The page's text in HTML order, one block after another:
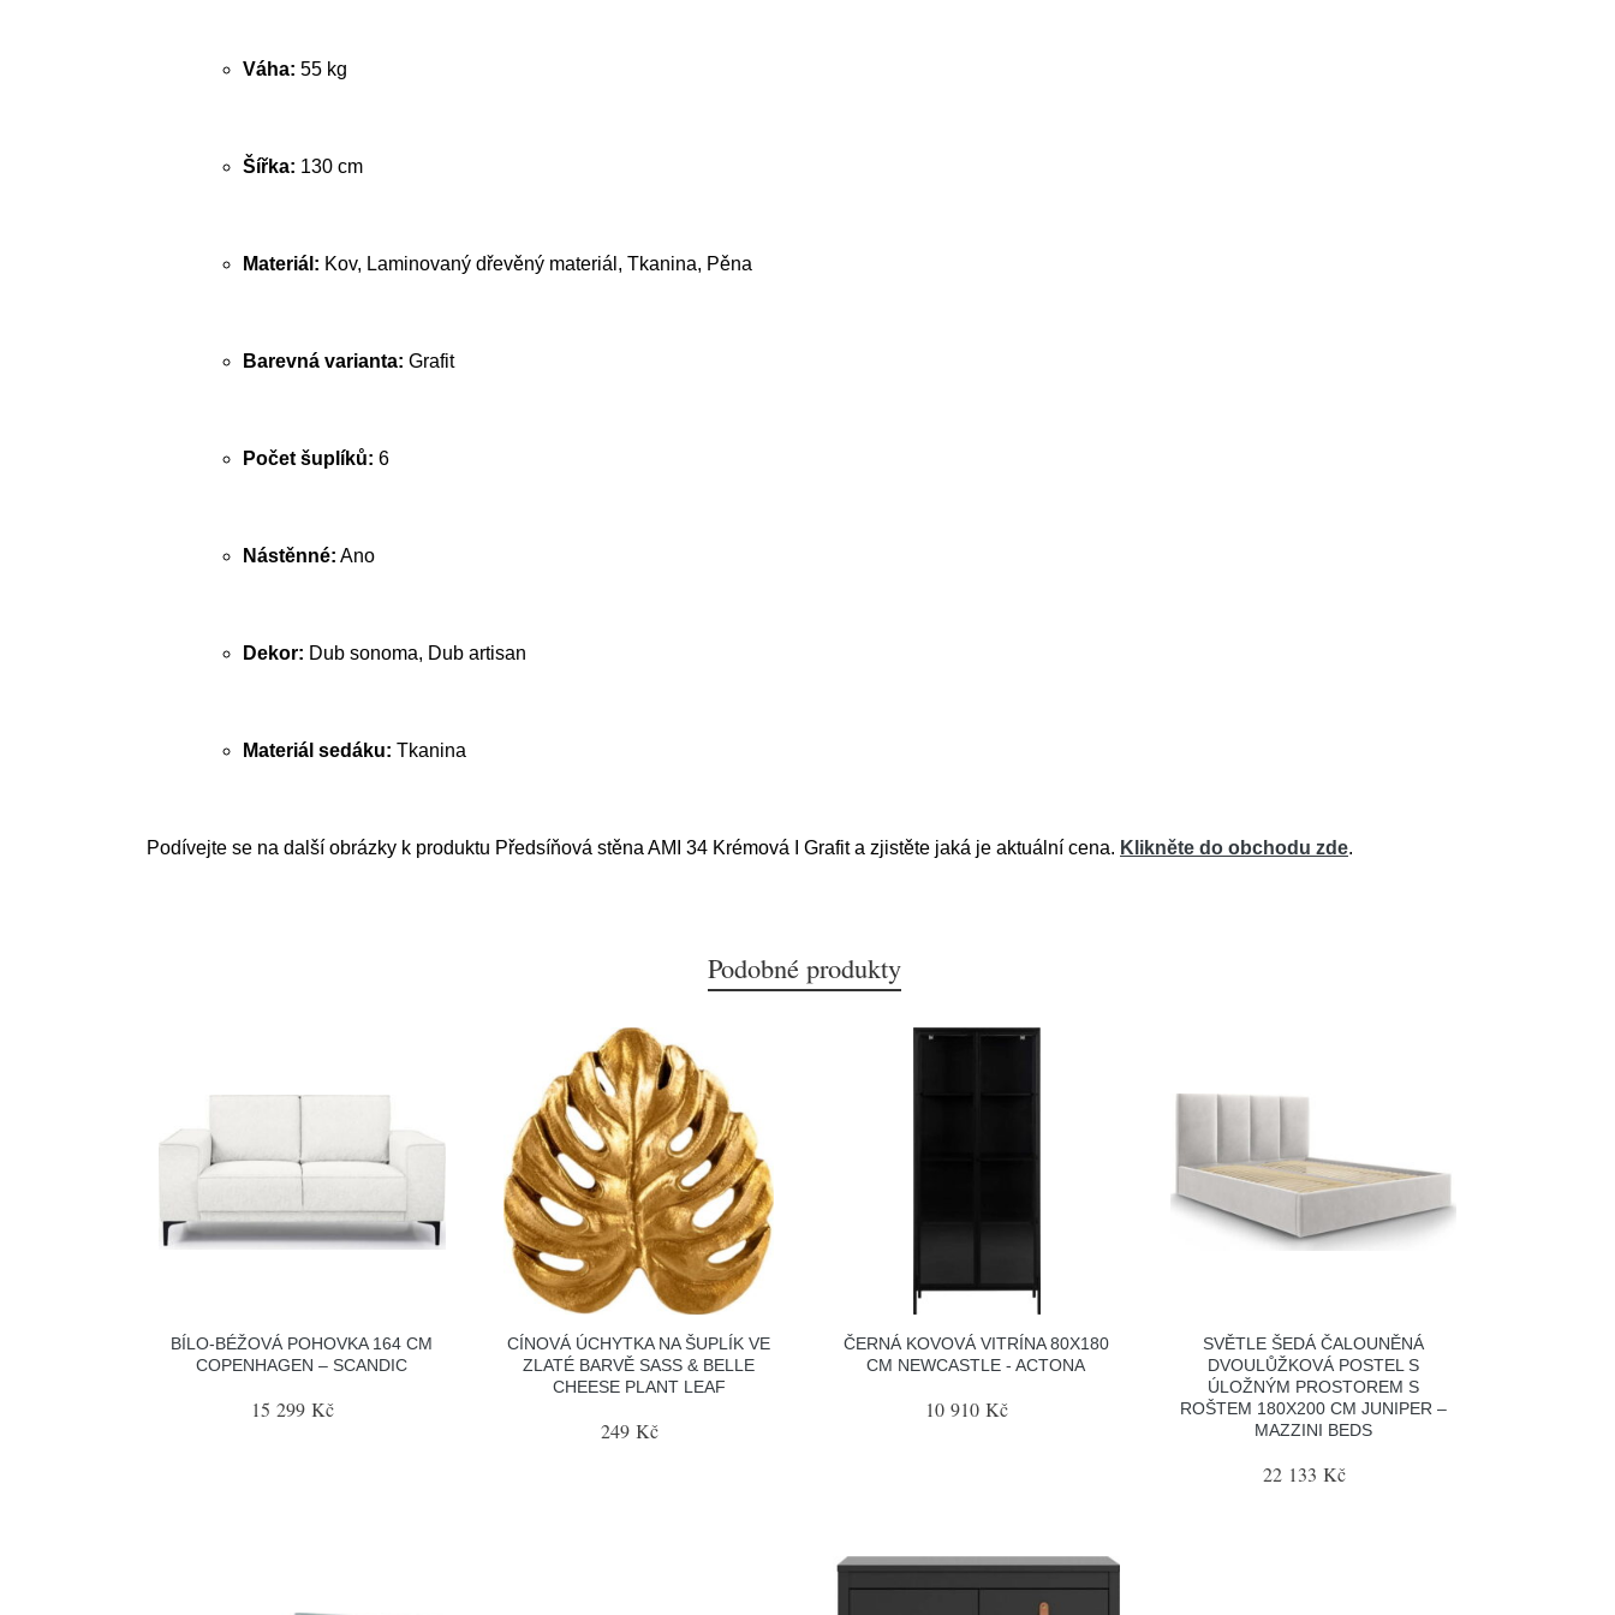
Váha: 55 kg
Šířka: 130 cm
Materiál: Kov, Laminovaný dřevěný materiál, Tkanina, Pěna
Barevná varianta: Grafit
Počet šuplíků: 6
Nástěnné: Ano
Dekor: Dub sonoma, Dub artisan
Materiál sedáku: Tkanina
Podívejte se na další obrázky k produktu Předsíňová stěna AMI 34 Krémová I Grafit a zjistěte jaká je aktuální cena. Klikněte do obchodu zde.
Podobné produkty
BÍLO-BÉŽOVÁ POHOVKA 164 CM
COPENHAGEN – SCANDIC
15 299 Kč
CÍNOVÁ ÚCHYTKA NA ŠUPLÍK VE
ZLATÉ BARVĚ SASS & BELLE
CHEESE PLANT LEAF
249 Kč
ČERNÁ KOVOVÁ VITRÍNA 80X180
CM NEWCASTLE - ACTONA
10 910 Kč
SVĚTLE ŠEDÁ ČALOUNĚNÁ
DVOULŮŽKOVÁ POSTEL S
ÚLOŽNÝM PROSTOREM S
ROŠTEM 180X200 CM JUNIPER –
MAZZINI BEDS
22 133 Kč